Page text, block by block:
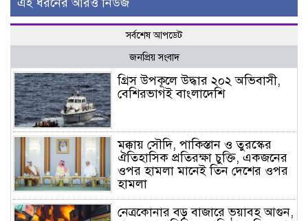
সর্বশেষ আপডেট
জনপ্রিয় সংবাদ
গ্রিস উপকূলে উদ্ধার ২০২ অভিবাসী,
বেশিরভাগই বাংলাদেশি
মক্কায় সৌদি, পাকিস্তান ও তুরস্কের
ঐতিহাসিক প্রতিরক্ষা চুক্তি, একজনের
ওপর হামলা মানেই তিন দেশের ওপর
হামলা
নেত্রকোনার বড় বাজারে ভয়াবহ আগুন,